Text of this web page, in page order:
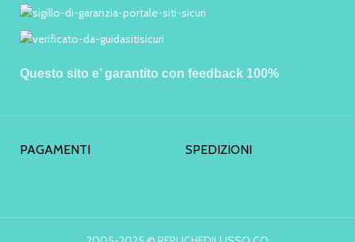
Questo sito e’ garantito con feedback 100%
PAGAMENTI SPEDIZIONI